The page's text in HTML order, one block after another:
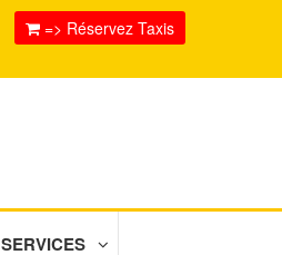
=> Réservez Taxis
SERVICES